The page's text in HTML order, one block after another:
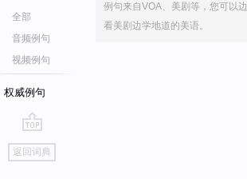
全部
音频例句
视频例句
权威例句
go
top
返回词典
例句来自VOA、美剧等，您可以边
看美剧边学地道的美语。